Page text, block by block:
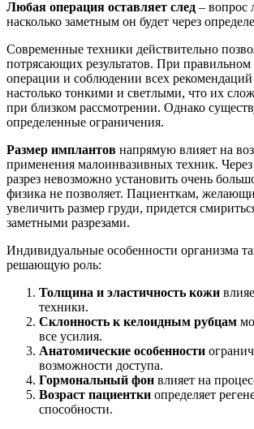
Любая операция оставляет след – вопрос
насколько заметным он будет через
Современные техники действительно
потрясающих результатов. При
операции и соблюдении всех
настолько тонкими и светлыми, что их
при близком рассмотрении. Однако
определенные ограничения.
Размер имплантов напрямую влияет на
применения малоинвазивных техник.
разрез невозможно установить очень
физика не позволяет. Пациенткам,
увеличить размер груди, придется
заметными разрезами.
Индивидуальные особенности организма
решающую роль:
Толщина и эластичность кожи
техники.
Склонность к келоидным рубцам
все усилия.
Анатомические особенности
возможности доступа.
Гормональный фон влияет на
Возраст пациентки определяет
способности.